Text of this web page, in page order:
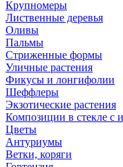
Крупномеры
Лиственные деревья
Оливы
Пальмы
Стриженные формы
Уличные растения
Фикусы и лонгифолии
Шеффлеры
Экзотические растения
Композиции в стекле с
Цветы
Антуриумы
Ветки, коряги